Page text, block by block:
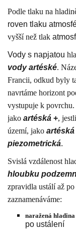
Podle tlaku na
roven tlaku
vyšší než tlak
Vody s napjatou
vody artéské.
Francii, odkud byly
navrtáme horizont
vystupuje k povrchu.
jako artéská +,
území, jako artéská
piezometrická.
Svislá vzdálenost
hloubku
zpravidla ustálí až
zaznamenáváme:
naražená hladina
po ustálení